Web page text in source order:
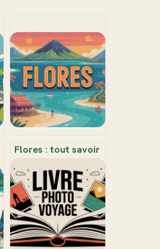
Flores : tout savoir
secrets de cette île
indonésienne